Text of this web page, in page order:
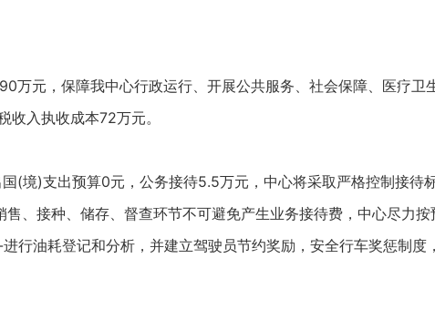
万元，保障我中心行政运行、开展公共服务、社会保障、医疗卫
入执收成本72万元。
(境)支出预算0元，公务接待5.5万元，中心将采取严格控制接待
、接种、储存、督查环节不可避免产生业务接待费，中心尽力
行油耗登记和分析，并建立驾驶员节约奖励，安全行车奖惩制度